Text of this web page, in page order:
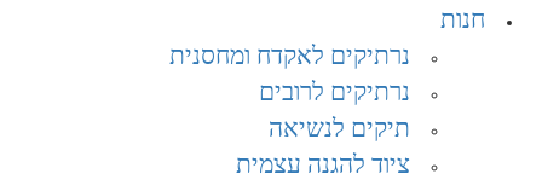
חנות
נרתיקים לאקדח ומחסנית
נרתיקים לרובים
תיקים לנשיאה
ציוד להגנה עצמית